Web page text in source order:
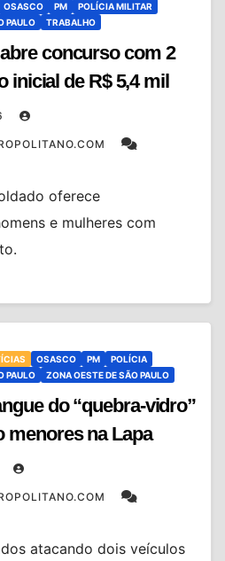
OSASCO PM
POLÍCIA MILITAR
PAULO TRABALHO
concurso com 2
inicial de R$ 5,4 mil
oferece
e mulheres com
OSASCO PM
POLÍCIA
PAULO ZONA OESTE DE SÃO PAULO
do “quebra-vidro”
menores na Lapa
atacando dois veículos